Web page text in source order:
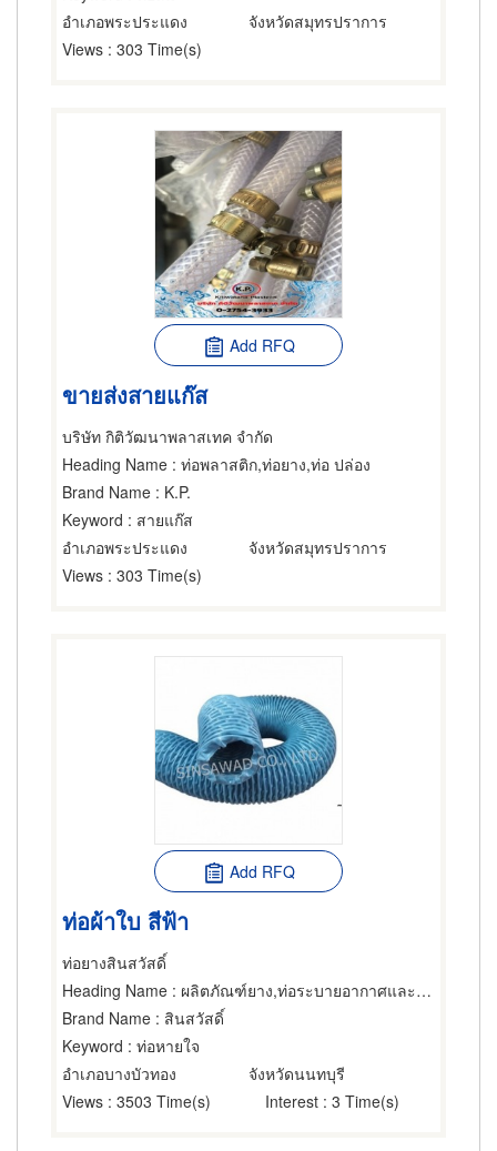
อำเภอพระประแดง
จังหวัดสมุทรปราการ
Views : 303 Time(s)
Add RFQ
ขายส่งสายแก๊ส
บริษัท กิติวัฒนาพลาสเทค จำกัด
Heading Name : ท่อพลาสติก,ท่อยาง,ท่อ ปล่อง
Brand Name : K.P.
Keyword : สายแก๊ส
อำเภอพระประแดง
จังหวัดสมุทรปราการ
Views : 303 Time(s)
Add RFQ
ท่อผ้าใบ สีฟ้า
ท่อยางสินสวัสดิ์
Heading Name : ผลิตภัณฑ์ยาง,ท่อระบายอากาศและความร้อน,ท่อพลาสติก
Brand Name : สินสวัสดิ์
Keyword : ท่อหายใจ
อำเภอบางบัวทอง
จังหวัดนนทบุรี
Views : 3503 Time(s) Interest : 3 Time(s)